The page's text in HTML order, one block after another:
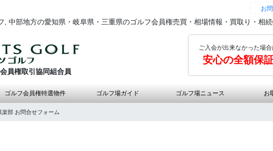
お
, 中部地方の愛知県・岐阜県・三重県のゴルフ会員権売買・相場情報・買取り・相
員権取引協同組合員
ご入会が出来なかった場
安心の全額保
ゴルフ会員権特選物件 ゴルフ場ガイド ゴルフ場ニュース お
部 お問合せフォーム